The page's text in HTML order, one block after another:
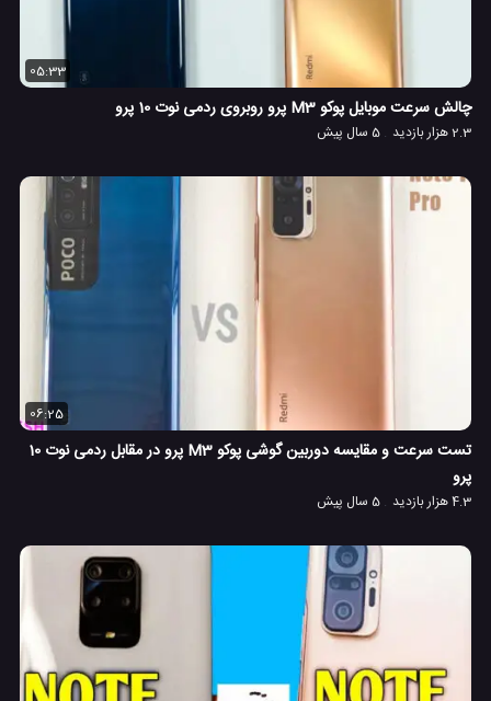
05:33
چالش سرعت موبایل پوکو M3 پرو روبروی ردمی نوت 10 پرو
2.3 هزار بازدید 5 سال پیش
06:25
تست سرعت و مقایسه دوربین گوشی پوکو M3 پرو در مقابل ردمی نوت 10
پرو
4.3 هزار بازدید 5 سال پیش